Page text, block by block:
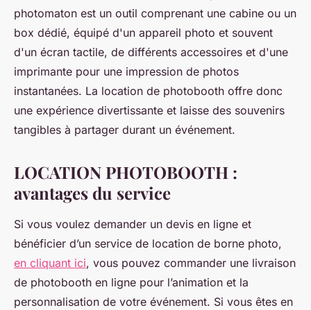
photomaton est un outil comprenant une cabine ou un
box dédié, équipé d'un appareil photo et souvent
d'un écran tactile, de différents accessoires et d'une
imprimante pour une impression de photos
instantanées. La location de photobooth offre donc
une expérience divertissante et laisse des souvenirs
tangibles à partager durant un événement.
LOCATION PHOTOBOOTH :
avantages du service
Si vous voulez demander un devis en ligne et
bénéficier d’un service de location de borne photo,
en cliquant ici, vous pouvez commander une livraison
de photobooth en ligne pour l’animation et la
personnalisation de votre événement. Si vous êtes en